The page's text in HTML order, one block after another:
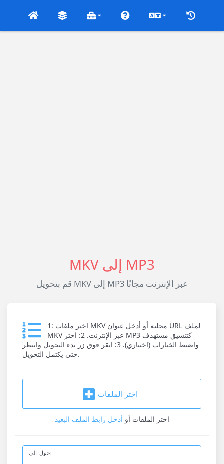
MKV إلى MP3
قم بتحويل MKV إلى MP3 عبر الإنترنت مجانًا
1: اختر ملفات MKV محلية أو أدخل عنوان URL لملف
MKV عبر الإنترنت. 2: اختر MP3 كتنسيق مستهدف
واضبط الخيارات (اختياري). 3: انقر فوق زر بدء التحويل وانتظر
حتى يكتمل التحويل.
اختر الملفات
اختر الملفات أو أدخل رابط الملف البعيد
حول الى: